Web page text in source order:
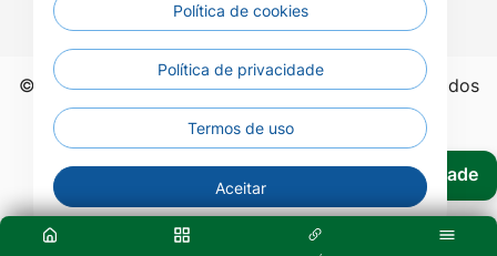
©2026 - Prefeitura Municipal de Nova Nazaré - Todos
os direitos reservados.
Política de cookies
Política de privacidade
Termos de uso
Aceitar
Acessibilidade